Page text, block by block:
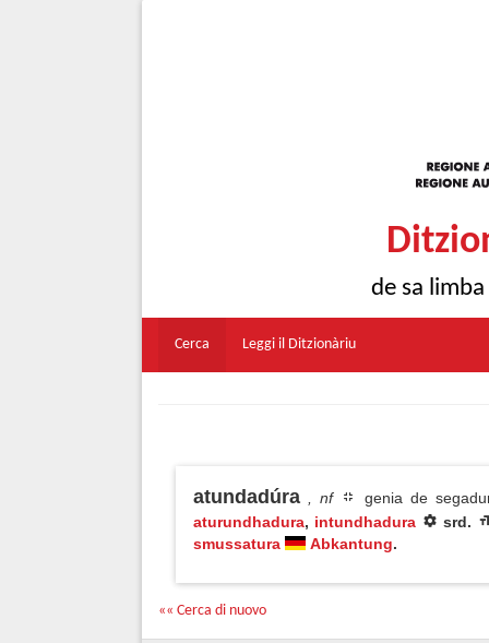
de sa
Cerca Leggi il Ditzionàriu
atundadúra , nf
genia de
aturundhadura, intundhadura
srd.
smussatura
Abkantung.
«« Cerca di nuovo